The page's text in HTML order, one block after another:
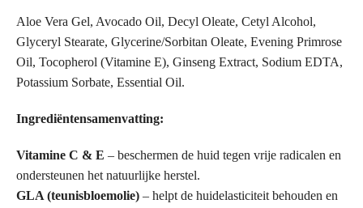
Aloe Vera Gel, Avocado Oil, Decyl Oleate, Cetyl Alcohol,
Glyceryl Stearate, Glycerine/Sorbitan Oleate, Evening Primrose
Oil, Tocopherol (Vitamine E), Ginseng Extract, Sodium EDTA,
Potassium Sorbate, Essential Oil.
Ingrediëntensamenvatting:
Vitamine C & E – beschermen de huid tegen vrije radicalen en
ondersteunen het natuurlijke herstel.
GLA (teunisbloemolie) – helpt de huidelasticiteit behouden en